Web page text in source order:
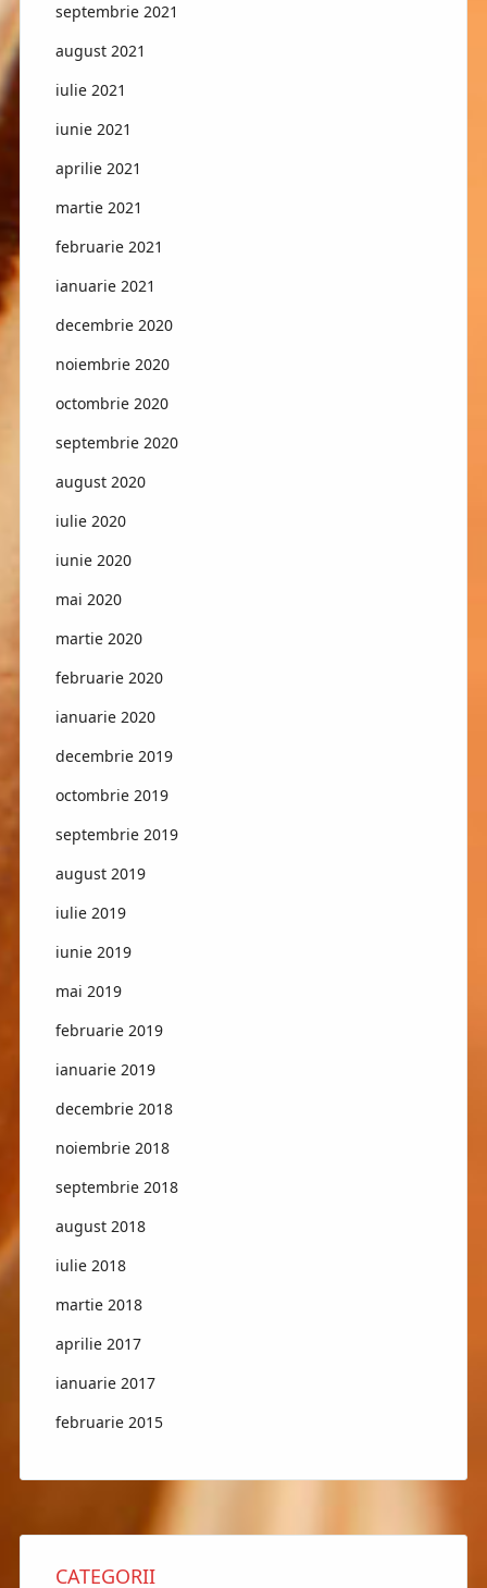
septembrie 2021
august 2021
iulie 2021
iunie 2021
aprilie 2021
martie 2021
februarie 2021
ianuarie 2021
decembrie 2020
noiembrie 2020
octombrie 2020
septembrie 2020
august 2020
iulie 2020
iunie 2020
mai 2020
martie 2020
februarie 2020
ianuarie 2020
decembrie 2019
octombrie 2019
septembrie 2019
august 2019
iulie 2019
iunie 2019
mai 2019
februarie 2019
ianuarie 2019
decembrie 2018
noiembrie 2018
septembrie 2018
august 2018
iulie 2018
martie 2018
aprilie 2017
ianuarie 2017
februarie 2015
CATEGORII